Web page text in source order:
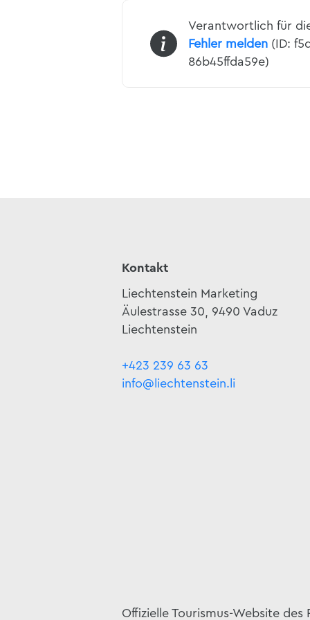
Verantwortlich für
Fehler melden(ID:
86b45ffda59e)
Kontakt
Liechtenstein Marketing
Äulestrasse 30, 9490 Vaduz
Liechtenstein
+423 239 63 63
info@liechtenstein.li
Offizielle Tourismus-Website